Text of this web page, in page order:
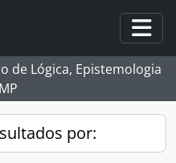
de Lógica, Epistemologia
por: